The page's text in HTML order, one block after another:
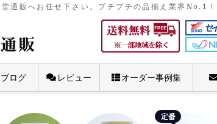
通販へお任せ下さい。プチプチの品揃え業界No.1！
ログ レビュー オーダー事例集